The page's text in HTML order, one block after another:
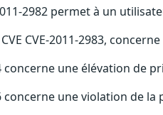
2982 permet à un
CVE-2011-2983,
concerne une élévation de
concerne une violation